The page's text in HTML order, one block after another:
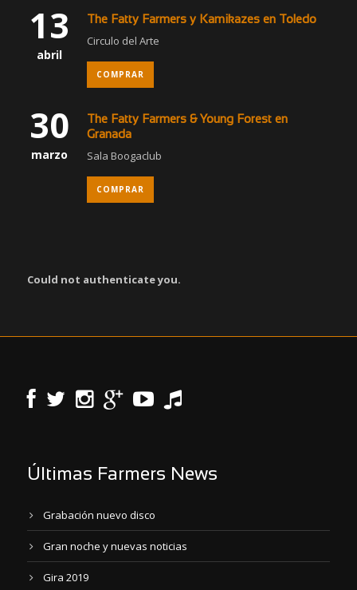
13
abril
The Fatty Farmers y Kamikazes en Toledo
Circulo del Arte
COMPRAR
30
marzo
The Fatty Farmers & Young Forest en
Granada
Sala Boogaclub
COMPRAR
Could not authenticate you.
Últimas Farmers News
Grabación nuevo disco
Gran noche y nuevas noticias
Gira 2019